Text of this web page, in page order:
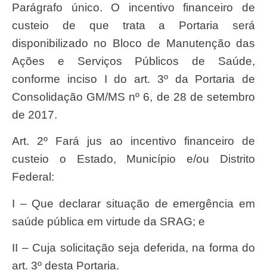
Parágrafo único. O incentivo financeiro de
custeio de que trata a Portaria será
disponibilizado no Bloco de Manutenção das
Ações e Serviços Públicos de Saúde,
conforme inciso I do art. 3º da Portaria de
Consolidação GM/MS nº 6, de 28 de setembro
de 2017.
Art. 2º Fará jus ao incentivo financeiro de
custeio o Estado, Município e/ou Distrito
Federal:
I – Que declarar situação de emergência em
saúde pública em virtude da SRAG; e
II – Cuja solicitação seja deferida, na forma do
art. 3º desta Portaria.